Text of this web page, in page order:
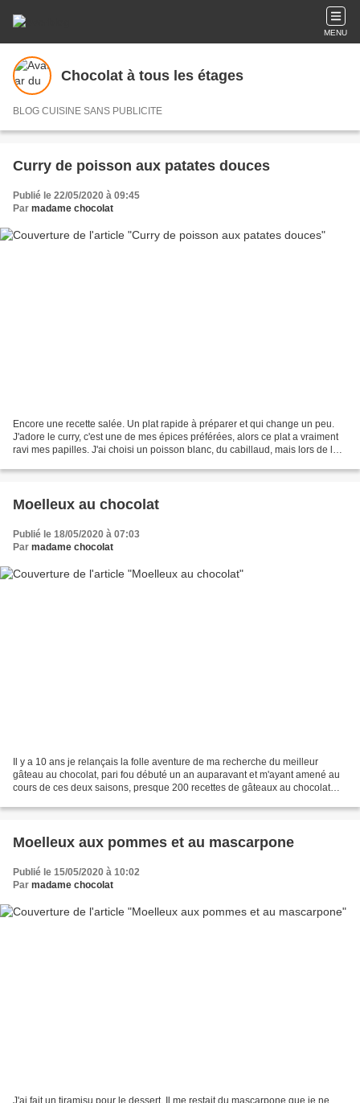
MENU
Chocolat à tous les étages
BLOG CUISINE SANS PUBLICITE
Curry de poisson aux patates douces
Publié le 22/05/2020 à 09:45
Par madame chocolat
Encore une recette salée. Un plat rapide à préparer et qui change un peu.
J'adore le curry, c'est une de mes épices préférées, alors ce plat a vraiment
ravi mes papilles. J'ai choisi un poisson blanc, du cabillaud, mais lors de la
Moelleux au chocolat
Publié le 18/05/2020 à 07:03
Par madame chocolat
Il y a 10 ans je relançais la folle aventure de ma recherche du meilleur
gâteau au chocolat, pari fou débuté un an auparavant et m'ayant amené au
cours de ces deux saisons, presque 200 recettes de gâteaux au chocolat…
Moelleux aux pommes et au mascarpone
Publié le 15/05/2020 à 10:02
Par madame chocolat
J'ai fait un tiramisu pour le dessert. Il me restait du mascarpone que je ne